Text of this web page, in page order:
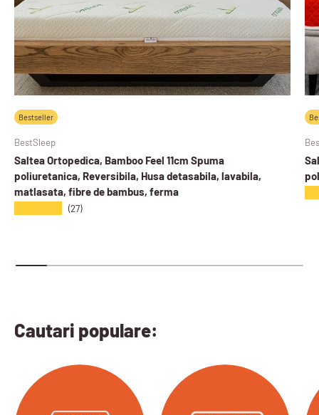
Bestseller
BestSleep
Saltea Ortopedica, Bamboo Feel 11cm Spuma
poliuretanica, Reversibila, Husa detasabila, lavabila,
matlasata, fibre de bambus, ferma
(27)
Cautari populare: